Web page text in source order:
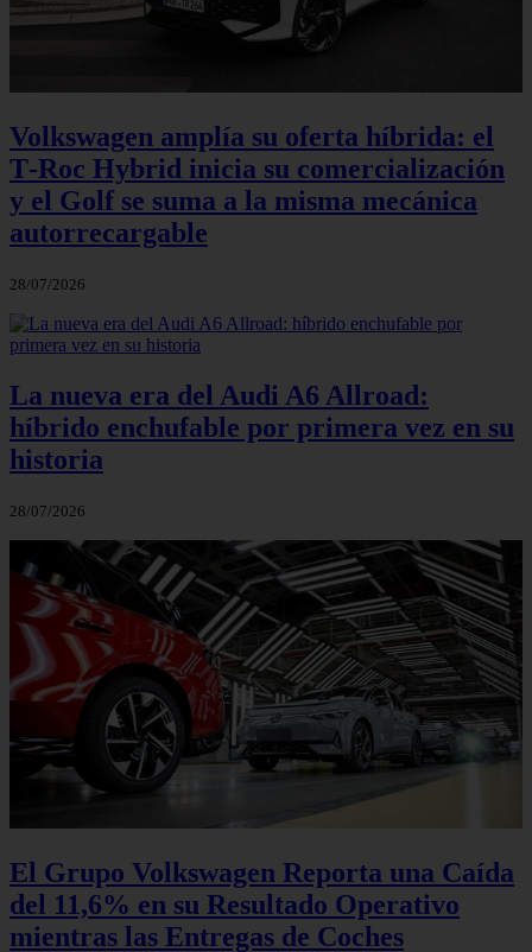
Volkswagen amplía su oferta híbrida: el
T‑Roc Hybrid inicia su comercialización
y el Golf se suma a la misma mecánica
autorrecargable
28/07/2026
La nueva era del Audi A6 Allroad:
híbrido enchufable por primera vez en su
historia
28/07/2026
El Grupo Volkswagen Reporta una Caída
del 11,6% en su Resultado Operativo
mientras las Entregas de Coches